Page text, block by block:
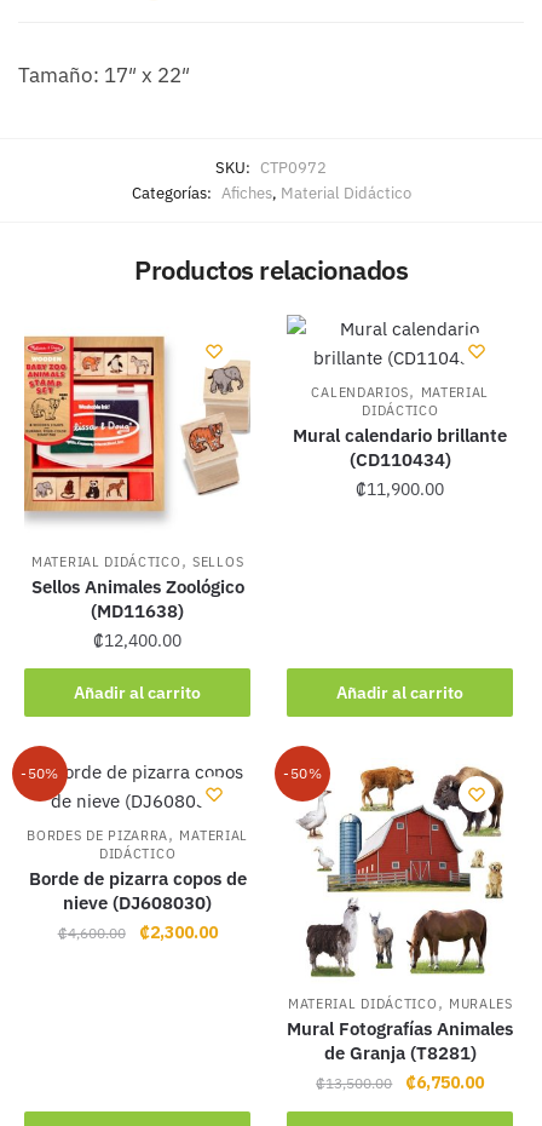
Tamaño: 17″ x 22″
SKU: CTP0972
Categorías: Afiches, Material Didáctico
Productos relacionados
MATERIAL DIDÁCTICO ,SELLOS
Sellos Animales Zoológico
(MD11638)
₡12,400.00
Añadir al carrito
CALENDARIOS, MATERIAL
DIDÁCTICO
Mural calendario brillante
(CD110434)
₡11,900.00
Añadir al carrito
-50%
BORDES DE PIZARRA, MATERIAL
DIDÁCTICO
Borde de pizarra copos de
nieve (DJ608030)
₡4,600.00
Original
₡2,300.00Current
₡2,300.00.
-50%
MATERIAL DIDÁCTICO , MURALES
Mural Fotografías Animales
de Granja (T8281)
₡13,500.00
Original
price
₡6,750.00Current
price